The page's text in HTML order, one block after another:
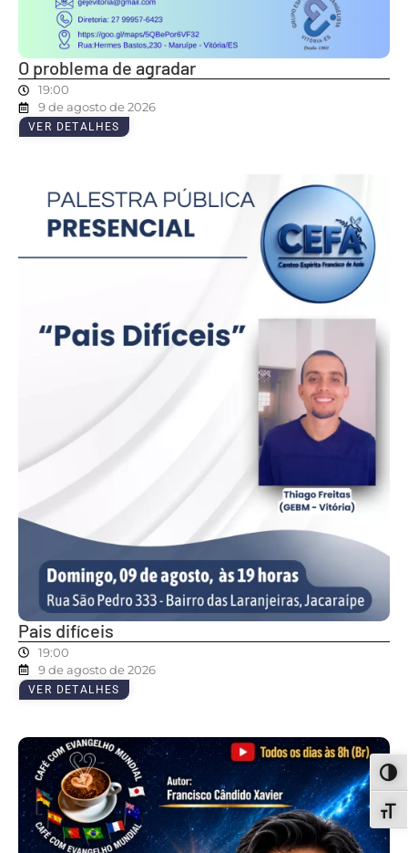
O problema de agradar
19:00
9 de agosto de 2026
VER DETALHES
Pais difíceis
19:00
9 de agosto de 2026
VER DETALHES